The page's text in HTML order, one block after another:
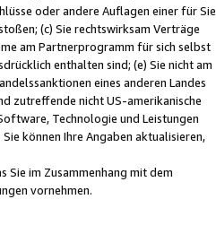
oder andere Auflagen einer für Sie
(c) Sie rechtswirksam Verträge
am Partnerprogramm für sich selbst
enthalten sind; (e) Sie nicht am
eines anderen Landes
zutreffende nicht US-amerikanische
Technologie und Leistungen
können Ihre Angaben aktualisieren,
Sie im Zusammenhang mit dem
vornehmen.